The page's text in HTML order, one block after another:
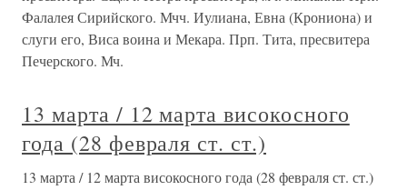
Фалалея Сирийского. Мчч. Иулиана, Евна (Крониона) и
слуги его, Виса воина и Мекара. Прп. Тита, пресвитера
Печерского. Мч.
13 марта / 12 марта високосного
года (28 февраля ст. ст.)
13 марта / 12 марта високосного года (28 февраля ст. ст.)